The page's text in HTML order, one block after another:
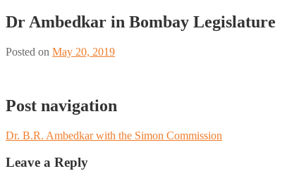
Dr Ambedkar in Bombay Legislature
Posted on May 20, 2019
Post navigation
Dr. B.R. Ambedkar with the Simon Commission
Leave a Reply